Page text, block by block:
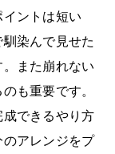
19:09
29:40
ントは短い
染んで見せた
また崩れない
も重要です。
できるやり方
アレンジをプ